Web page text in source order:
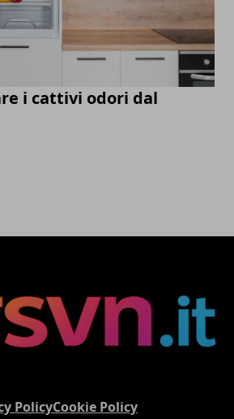
i cattivi odori dal
PolicyCookie Policy